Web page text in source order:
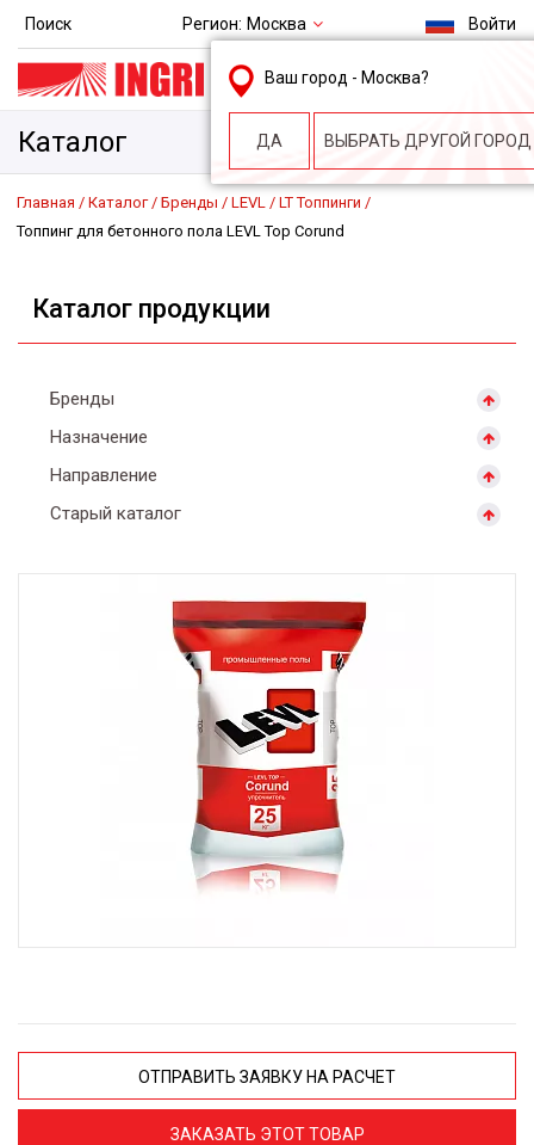
Поиск Регион: Москва
Ваш город - Москва?
ДА ВЫБРАТЬ ДРУГОЙ ГОРОД
Войти
msk@ingri.ru
пн. – пт.: 9.00-18.00
Каталог
Главная Каталог Бренды LEVL
LT Топпинги
Топпинг для бетонного пола LEVL Top Corund
Каталог продукции
Бренды
Назначение
Направление
Старый каталог
ОТПРАВИТЬ ЗАЯВКУ НА РАСЧЕТ
ЗАКАЗАТЬ ЭТОТ ТОВАР